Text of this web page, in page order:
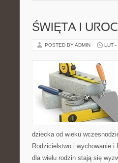
ŚWIĘTA I
POSTED BY ADMIN LUT -
dziecka od wieku
Rodzicielstwo i wychowanie
dla wielu rodzin stają się